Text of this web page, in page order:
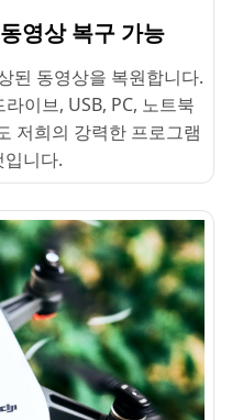
영상 복구 가능
된 동영상을 복원합니다.
이브, USB, PC, 노트북
저희의 강력한 프로그램
입니다.